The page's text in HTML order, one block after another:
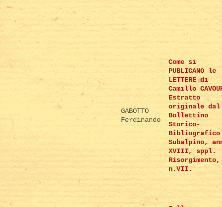
GABOTTO
Ferdinando
Come si
PUBLICANO le
LETTERE di
Camillo
Estratto
originale dal
Bollettino
Storico-
Bibliografico
Subalpino,
XVIII, sppl.
Risorgimento,
n.VII.